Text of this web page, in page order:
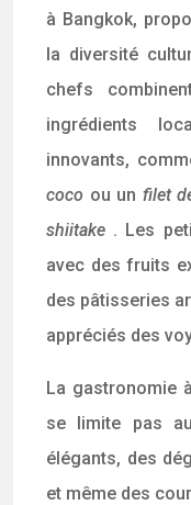
à Bangkok,
la diversité
chefs
ingrédients
innovants,
coco ou un filet
shiitake . Les
avec des fruits
des pâtisseries
appréciés des
La gastronomie
se limite pas
élégants, des
et même des